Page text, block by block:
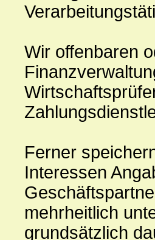
Wir offenbaren
Ferner
Interessen
mehrheitlich
grundsätzlich